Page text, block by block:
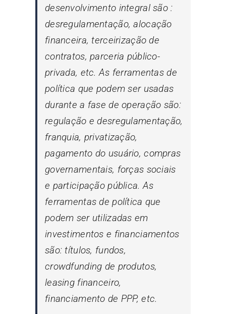
desenvolvimento integral são :
desregulamentação, alocação
financeira, terceirização de
contratos, parceria público-
privada, etc. As ferramentas de
política que podem ser usadas
durante a fase de operação são:
regulação e desregulamentação,
franquia, privatização,
pagamento do usuário, compras
governamentais, forças sociais
e participação pública. As
ferramentas de política que
podem ser utilizadas em
investimentos e financiamentos
são: títulos, fundos,
crowdfunding de produtos,
leasing financeiro,
financiamento de PPP, etc.